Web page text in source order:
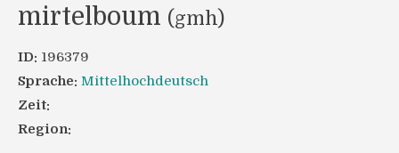
mirtelboum (gmh)
ID: 196379
Sprache: Mittelhochdeutsch
Zeit:
Region: